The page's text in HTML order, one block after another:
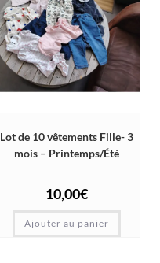
Lot de 10 vêtements Fille- 3
mois – Printemps/Été
10,00€
Ajouter au panier